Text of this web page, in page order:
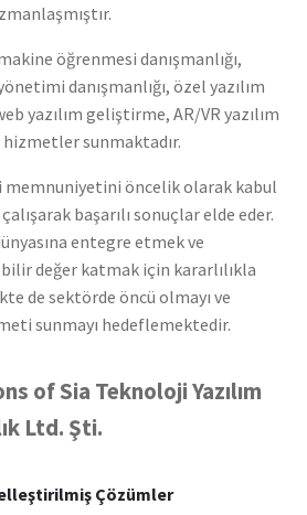
öğrenmesi danışmanlığı,
danışmanlığı, özel yazılım
yazılım geliştirme, AR/VR yazılım
sunmaktadır.
memnuniyetini öncelik olarak kabul
başarılı sonuçlar elde eder.
entegre etmek ve
değer katmak için kararlılıkla
de sektörde öncü olmayı ve
sunmayı hedeflemektedir.
of Sia Teknoloji Yazılım
Ltd. Şti.
Çözümler